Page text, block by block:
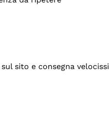
sito e consegna